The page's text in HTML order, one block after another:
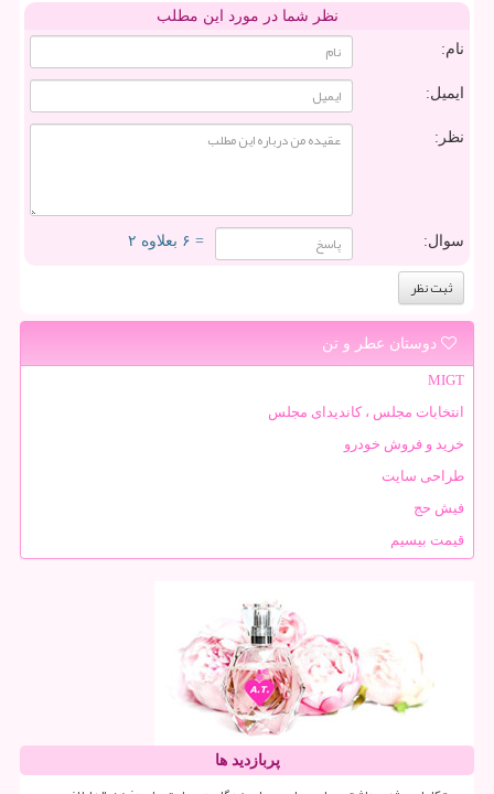
نظر شما در مورد این مطلب
نام:
ایمیل:
نظر:
سوال: = ۶ بعلاوه ۲
دوستان عطر و تن
MIGT
انتخابات مجلس ، کاندیدای مجلس
خرید و فروش خودرو
طراحی سایت
فیش حج
قیمت بیسیم
پربازدید ها